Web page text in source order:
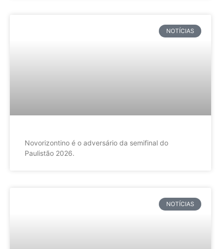
NOTÍCIAS
Novorizontino é o adversário da semifinal do
Paulistão 2026.
NOTÍCIAS